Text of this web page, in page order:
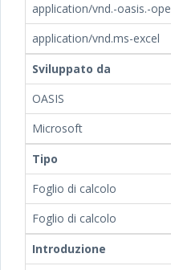
application/vnd.-oasis.-
application/vnd.ms-excel
Sviluppato da
OASIS
Microsoft
Tipo
Foglio di calcolo
Foglio di calcolo
Introduzione